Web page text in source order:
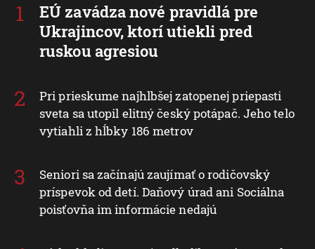
EÚ zavádza nové pravidlá pre
Ukrajincov, ktorí utiekli pred
ruskou agresiou
Pri prieskume najhlbšej zatopenej priepasti
sveta sa utopil elitný český potápač. Jeho telo
vytiahli z hĺbky 186 metrov
Seniori sa začínajú zaujímať o rodičovský
príspevok od detí. Daňový úrad ani Sociálna
poisťovňa im informácie nedajú